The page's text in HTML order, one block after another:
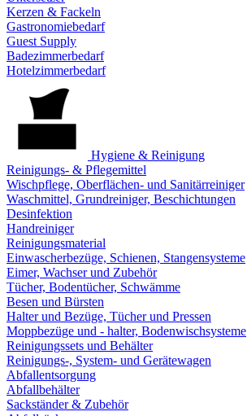
Kerzen & Fackeln
Gastronomiebedarf
Guest Supply
Badezimmerbedarf
Hotelzimmerbedarf
Hygiene & Reinigung
Reinigungs- & Pflegemittel
Wischpflege, Oberflächen- und Sanitärreiniger
Waschmittel, Grundreiniger, Beschichtungen
Desinfektion
Handreiniger
Reinigungsmaterial
Einwascherbezüge, Schienen, Stangensysteme
Eimer, Wachser und Zubehör
Tücher, Bodentücher, Schwämme
Besen und Bürsten
Halter und Bezüge, Tücher und Pressen
Moppbezüge und - halter, Bodenwischsysteme
Reinigungssets und Behälter
Reinigungs-, System- und Gerätewagen
Abfallentsorgung
Abfallbehälter
Sackständer & Zubehör